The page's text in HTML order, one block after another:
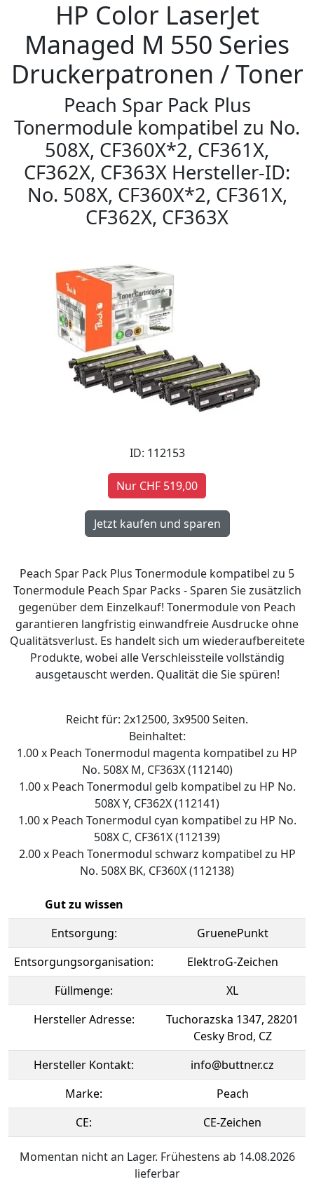
HP Color LaserJet
Managed M 550 Series
Druckerpatronen / Toner
Peach Spar Pack Plus
Tonermodule kompatibel zu No.
508X, CF360X*2, CF361X,
CF362X, CF363X Hersteller-ID:
No. 508X, CF360X*2, CF361X,
CF362X, CF363X
ID: 112153
Nur CHF 519,00
Peach Spar Pack Plus Tonermodule kompatibel zu 5
Tonermodule Peach Spar Packs - Sparen Sie zusätzlich
gegenüber dem Einzelkauf! Tonermodule von Peach
garantieren langfristig einwandfreie Ausdrucke ohne
Qualitätsverlust. Es handelt sich um wiederaufbereitete
Produkte, wobei alle Verschleissteile vollständig
ausgetauscht werden. Qualität die Sie spüren!
Reicht für: 2x12500, 3x9500 Seiten.
Beinhaltet:
1.00 x Peach Tonermodul magenta kompatibel zu HP
No. 508X M, CF363X (112140)
1.00 x Peach Tonermodul gelb kompatibel zu HP No.
508X Y, CF362X (112141)
1.00 x Peach Tonermodul cyan kompatibel zu HP No.
508X C, CF361X (112139)
2.00 x Peach Tonermodul schwarz kompatibel zu HP
No. 508X BK, CF360X (112138)
Gut zu wissen
Entsorgung:
GruenePunkt
Entsorgungsorganisation:
ElektroG-Zeichen
Füllmenge:
XL
Hersteller Adresse:
Tuchorazska 1347, 28201
Cesky Brod, CZ
Hersteller Kontakt:
info@buttner.cz
Marke:
Peach
CE:
CE-Zeichen
Momentan nicht an Lager. Frühestens ab 14.08.2026
lieferbar